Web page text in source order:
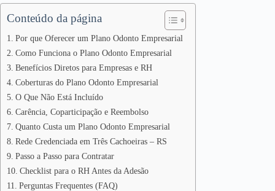
Conteúdo da página
Por que Oferecer um Plano Odonto Empresarial
Como Funciona o Plano Odonto Empresarial
Benefícios Diretos para Empresas e RH
Coberturas do Plano Odonto Empresarial
O Que Não Está Incluído
Carência, Coparticipação e Reembolso
Quanto Custa um Plano Odonto Empresarial
Rede Credenciada em Três Cachoeiras – RS
Passo a Passo para Contratar
Checklist para o RH Antes da Adesão
Perguntas Frequentes (FAQ)